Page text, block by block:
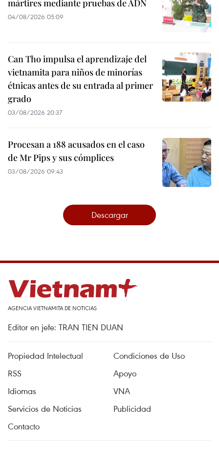
mártires mediante pruebas de ADN
04/08/2026 05:09
Can Tho impulsa el aprendizaje del
vietnamita para niños de minorías
étnicas antes de su entrada al primer
grado
03/08/2026 20:37
Procesan a 188 acusados en el caso
de Mr Pips y sus cómplices
03/08/2026 09:43
Descargar
AGENCIA VIETNAMITA DE NOTICIAS
Editor en jefe: TRAN TIEN DUAN
Propiedad Intelectual
Condiciones de Uso
RSS
Apoyo
Idiomas
VNA
Servicios de Noticias
Publicidad
Contacto